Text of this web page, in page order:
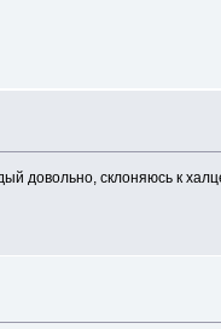
довольно, склоняюсь к